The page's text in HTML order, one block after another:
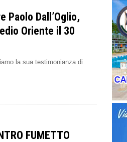
Paolo Dall’Oglio,
Oriente il 30
la sua testimonianza di
FUMETTO